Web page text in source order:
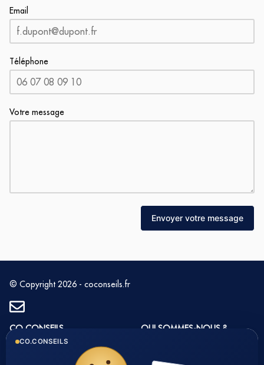
Email
Téléphone
Votre message
Envoyer votre message
© Copyright 2026 - coconseils.fr
CO CONSEILS
1 rue du Golf 33 700
QUI SOMMES-NOUS ?
CO.CONSEILS